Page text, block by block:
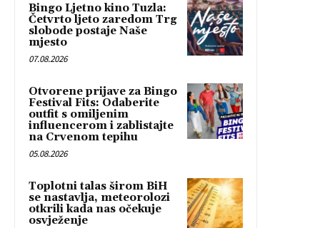
Bingo Ljetno kino Tuzla:
Četvrto ljeto zaredom Trg
slobode postaje Naše
mjesto
07.08.2026
Otvorene prijave za Bingo
Festival Fits: Odaberite
outfit s omiljenim
influencerom i zablistajte
na Crvenom tepihu
05.08.2026
Toplotni talas širom BiH
se nastavlja, meteorolozi
otkrili kada nas očekuje
osvježenje